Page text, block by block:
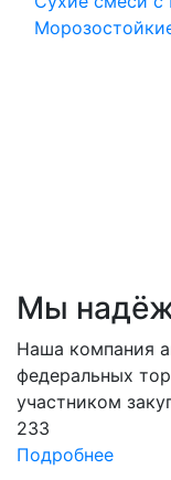
Мы
Наша компания
федеральных
участником
233
Подробнее